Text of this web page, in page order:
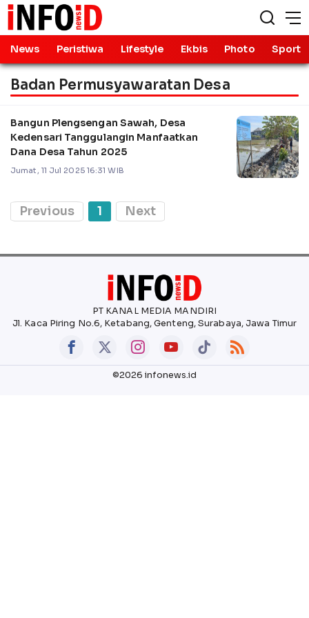
News Peristiwa Lifestyle Ekbis Photo Sport
Badan Permusyawaratan Desa
Bangun Plengsengan Sawah, Desa
Kedensari Tanggulangin Manfaatkan
Dana Desa Tahun 2025
Jumat, 11 Jul 2025 16:31 WIB
Previous 1 Next
PT KANAL MEDIA MANDIRI
Jl. Kaca Piring No.6, Ketabang, Genteng, Surabaya, Jawa Timur
©2026 infonews.id